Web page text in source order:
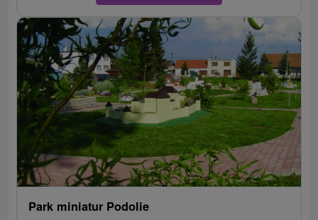
Park miniatur Podolie